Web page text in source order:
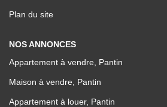
Plan du site
NOS ANNONCES
Appartement à vendre, Pantin
Maison à vendre, Pantin
Appartement à louer, Pantin